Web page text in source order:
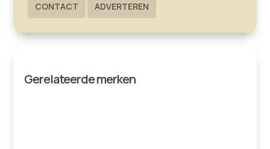
CONTACT ADVERTEREN
Gerelateerde merken